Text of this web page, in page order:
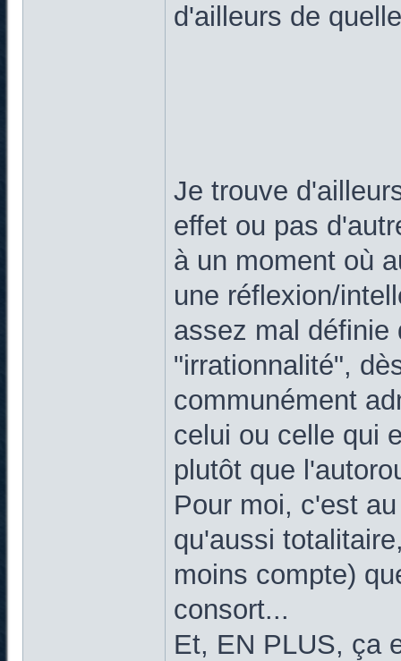
d'ailleurs de
Je trouve
effet ou pas
à un moment où
une réflexion/
assez mal définie
"irrationnalité",
communément
celui ou celle qui
plutôt que
Pour moi, c'est
qu'aussi
moins compte)
consort...
Et, EN PLUS, ça